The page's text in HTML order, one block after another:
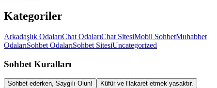
Kategoriler
Arkadaşlık OdalarıChat OdalarıChat SitesiMobil SohbetMuhabbet
OdalarıSohbet OdalarıSohbet SitesiUncategorized
Sohbet Kuralları
Sohbet ederken, Saygılı Olun!
Küfür ve Hakaret etmek yasaktır.